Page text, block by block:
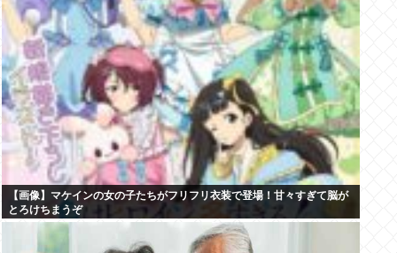
【画像】マケインの女の子たちがフリフリ衣装で登場！甘々すぎて脳が
とろけちまうぞ